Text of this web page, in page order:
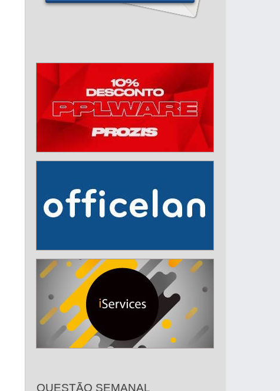
QUESTÃO SEMANAL